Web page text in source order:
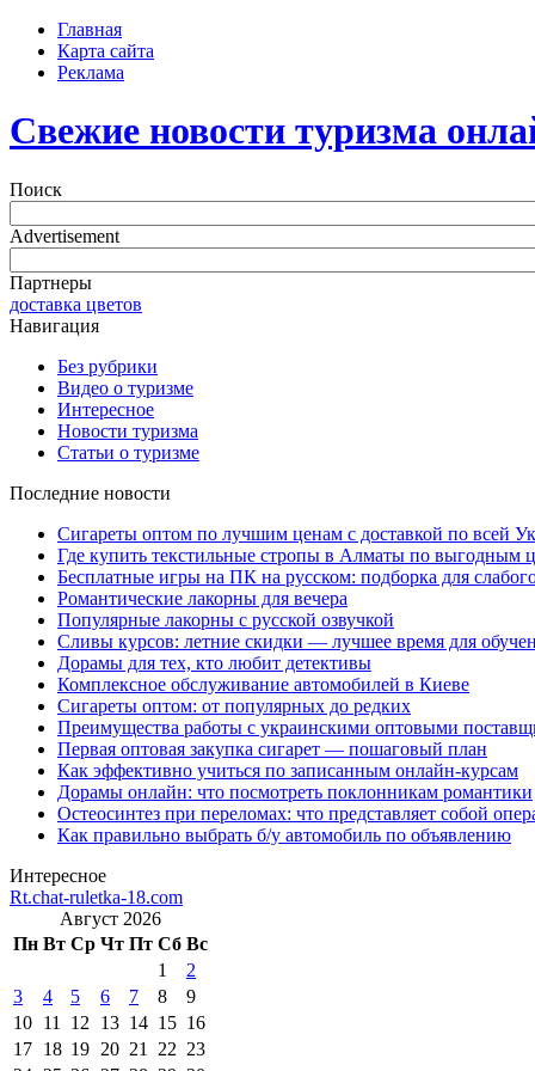
Главная
Карта сайта
Реклама
Свежие новости туризма
Поиск
Advertisement
Партнеры
доставка цветов
Навигация
Без рубрики
Видео о туризме
Интересное
Новости туризма
Статьи о туризме
Последние новости
Сигареты оптом по лучшим ценам с доставкой по всей
Где купить текстильные стропы в Алматы по выгодным
Бесплатные игры на ПК на русском: подборка для
Романтические лакорны для вечера
Популярные лакорны с русской озвучкой
Сливы курсов: летние скидки — лучшее время для
Дорамы для тех, кто любит детективы
Комплексное обслуживание автомобилей в Киеве
Сигареты оптом: от популярных до редких
Преимущества работы с украинскими оптовыми
Первая оптовая закупка сигарет — пошаговый план
Как эффективно учиться по записанным онлайн-курсам
Дорамы онлайн: что посмотреть поклонникам романтики
Остеосинтез при переломах: что представляет собой
Как правильно выбрать б/у автомобиль по объявлению
Интересное
Rt.chat-ruletka-18.com
Август 2026
Пн Вт Ср Чт Пт Сб Вс
1
2
3
4 5 6 7 8
9
10 11 12 13 14 15 16
17 18 19 20 21 22 23